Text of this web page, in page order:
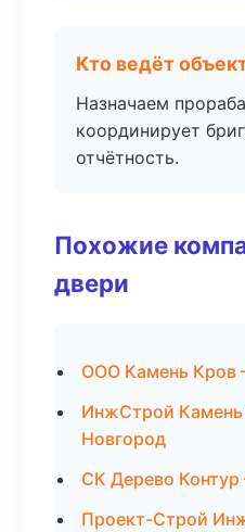
Кто ведёт
Назначаем
координирует
отчётность.
Похожие
двери
ООО Камень Кров
ИнжСтрой
Новгород
СК Дерево
Проект-Строй